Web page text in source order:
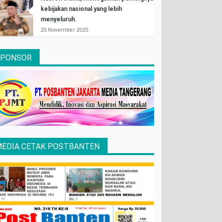
kebijakan nasional yang lebih
menyeluruh.
25 November 2025
CETAK POSTBANTEN